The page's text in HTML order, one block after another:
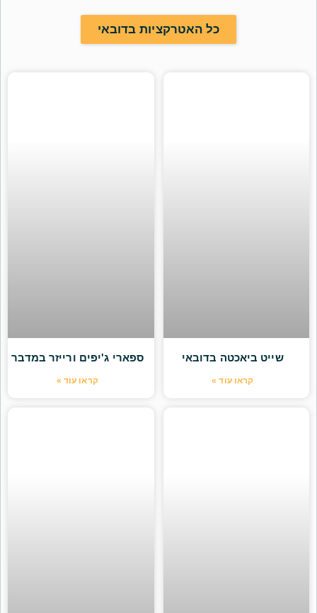
כל האטרקציות בדובאי
שייט ביאכטה בדובאי
קראו עוד »
ספארי ג'יפים ורייזר במדבר
קראו עוד »